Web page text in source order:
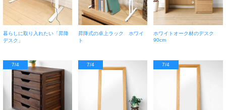
暮らしに取り入れたい「昇降
デスク」
昇降式の卓上ラック ホワイ
ト
ホワイトオーク材のデスク
90cm
7/4 7/4 7/4